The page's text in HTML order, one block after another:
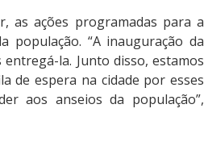
as ações programadas para a
população. “A inauguração da
la. Junto disso, estamos
de espera na cidade por esses
aos anseios da população”,